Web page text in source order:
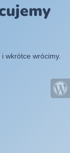
wkrótce wrócimy.